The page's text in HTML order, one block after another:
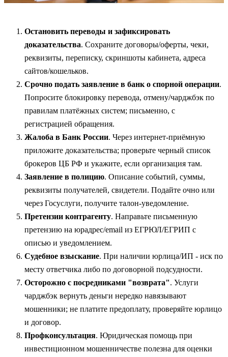
Остановить переводы и зафиксировать
доказательства. Сохраните договоры/оферты, чеки,
реквизиты, переписку, скриншоты кабинета, адреса
сайтов/кошельков.
Срочно подать заявление в банк о спорной операции.
Попросите блокировку перевода, отмену/чарджбэк по
правилам платёжных систем; письменно, с
регистрацией обращения.
Жалоба в Банк России. Через интернет‑приёмную
приложите доказательства; проверьте черный список
брокеров ЦБ РФ и укажите, если организация там.
Заявление в полицию. Описание событий, суммы,
реквизиты получателей, свидетели. Подайте очно или
через Госуслуги, получите талон‑уведомление.
Претензии контрагенту. Направьте письменную
претензию на юрадрес/email из ЕГРЮЛ/ЕГРИП с
описью и уведомлением.
Судебное взыскание. При наличии юрлица/ИП - иск по
месту ответчика либо по договорной подсудности.
Осторожно с посредниками "возврата". Услуги
чарджбэк вернуть деньги нередко навязывают
мошенники; не платите предоплату, проверяйте юрлицо
и договор.
Профконсультация. Юридическая помощь при
инвестиционном мошенничестве полезна для оценки